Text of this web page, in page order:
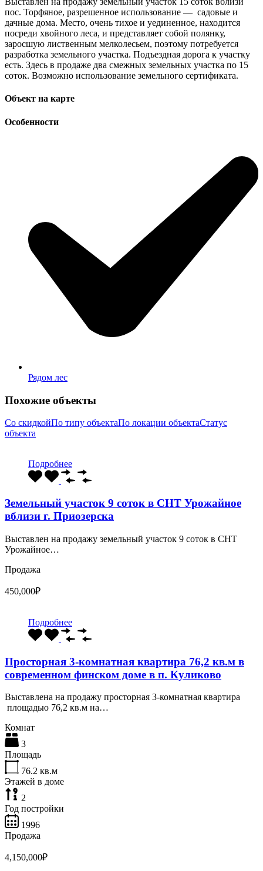
пос. Торфяное, разрешенное использование — садовые и
дачные дома. Место, очень тихое и уединенное, находится
посреди хвойного леса, и представляет собой полянку,
заросшую лиственным мелколесьем, поэтому потребуется
разработка земельного участка. Подъездная дорога к участку
есть. Здесь в продаже два смежных земельных участка по 15
соток. Возможно использование земельного сертификата.
Объект на карте
Особенности
Рядом лес
Похожие объекты
Со скидкойПо типу объектаПо локации объектаСтатус
объекта
Подробнее
Земельный участок 9 соток в СНТ Урожайное
вблизи г. Приозерска
Выставлен на продажу земельный участок 9 соток в СНТ
Урожайное…
Продажа
450,000₽
Подробнее
Просторная 3-комнатная квартира 76,2 кв.м в
современном финском доме в п. Куликово
Выставлена на продажу просторная 3-комнатная квартира
площадью 76,2 кв.м на…
Комнат
3
Площадь
76.2 кв.м
Этажей в доме
2
Год постройки
1996
Продажа
4,150,000₽